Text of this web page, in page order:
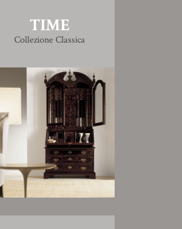
TIME
Collezione Classica